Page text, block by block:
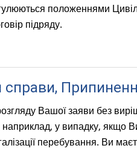
положеннями
підряду.
справи,
Вашої заяви без
у випадку, якщо
перебування. Ви